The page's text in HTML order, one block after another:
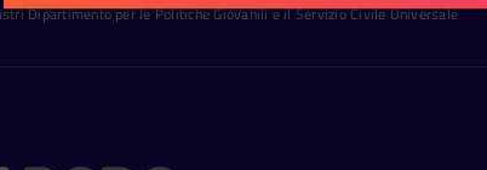
Dipartimento per le Politiche Giovanili e il Servizio Civile Universale